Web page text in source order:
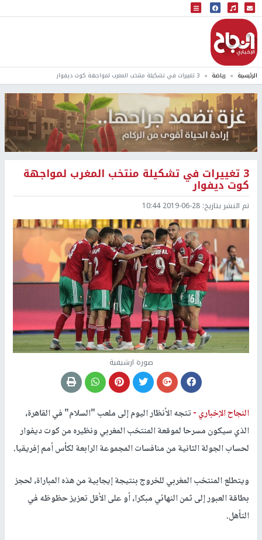
البث المباشر
إذاعة النجاح
الرئيسية رياضة 3 تغييرات في تشكيلة منتخب المغرب لمواجهة كوت ديفوار
3 تغييرات في تشكيلة منتخب المغرب لمواجهة
كوت ديفوار
تم النشر بتاريخ: 2019-06-28 10:44
صورة ارشيفية
النجاح الإخباري -تتجه الأنظار اليوم إلى ملعب "السلام" في القاهرة،
الذي سيكون مسرحا لموقعة المنتخب المغربي ونظيره من كوت ديفوار
لحساب الجولة الثانية من منافسات المجموعة الرابعة لكأس أمم إفريقيا.
ويتطلع المنتخب المغربي للخروج بنتيجة إيجابية من هذه المباراة، لحجز
بطاقة العبور إلى ثمن النهائي مبكرا، أو على الأقل تعزيز حظوظه في
التأهل.